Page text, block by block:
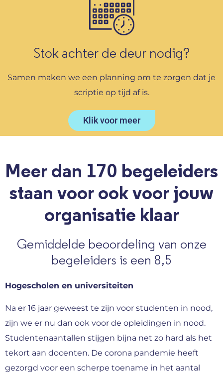
Stok achter de deur nodig?
Samen maken we een planning om te zorgen dat je
scriptie op tijd af is.
Klik voor meer
Meer dan 170 begeleiders
staan voor ook voor jouw
organisatie klaar
Gemiddelde beoordeling van onze
begeleiders is een 8,5
Hogescholen en universiteiten
Na er 16 jaar geweest te zijn voor studenten in nood,
zijn we er nu dan ook voor de opleidingen in nood.
Studentenaantallen stijgen bijna net zo hard als het
tekort aan docenten. De corona pandemie heeft
gezorgd voor een scherpe toename in het aantal